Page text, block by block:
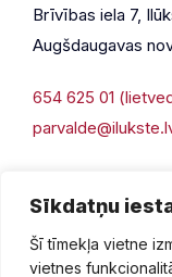
Sīkdatņu
Šī tīmekļa vietne
vietnes
Brīvības iela 7,
Augšdaugavas
654 625 01